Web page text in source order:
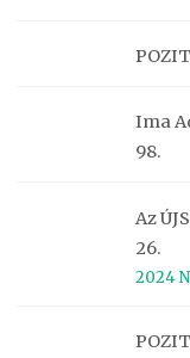
Ima
98.
Az
26.
2024